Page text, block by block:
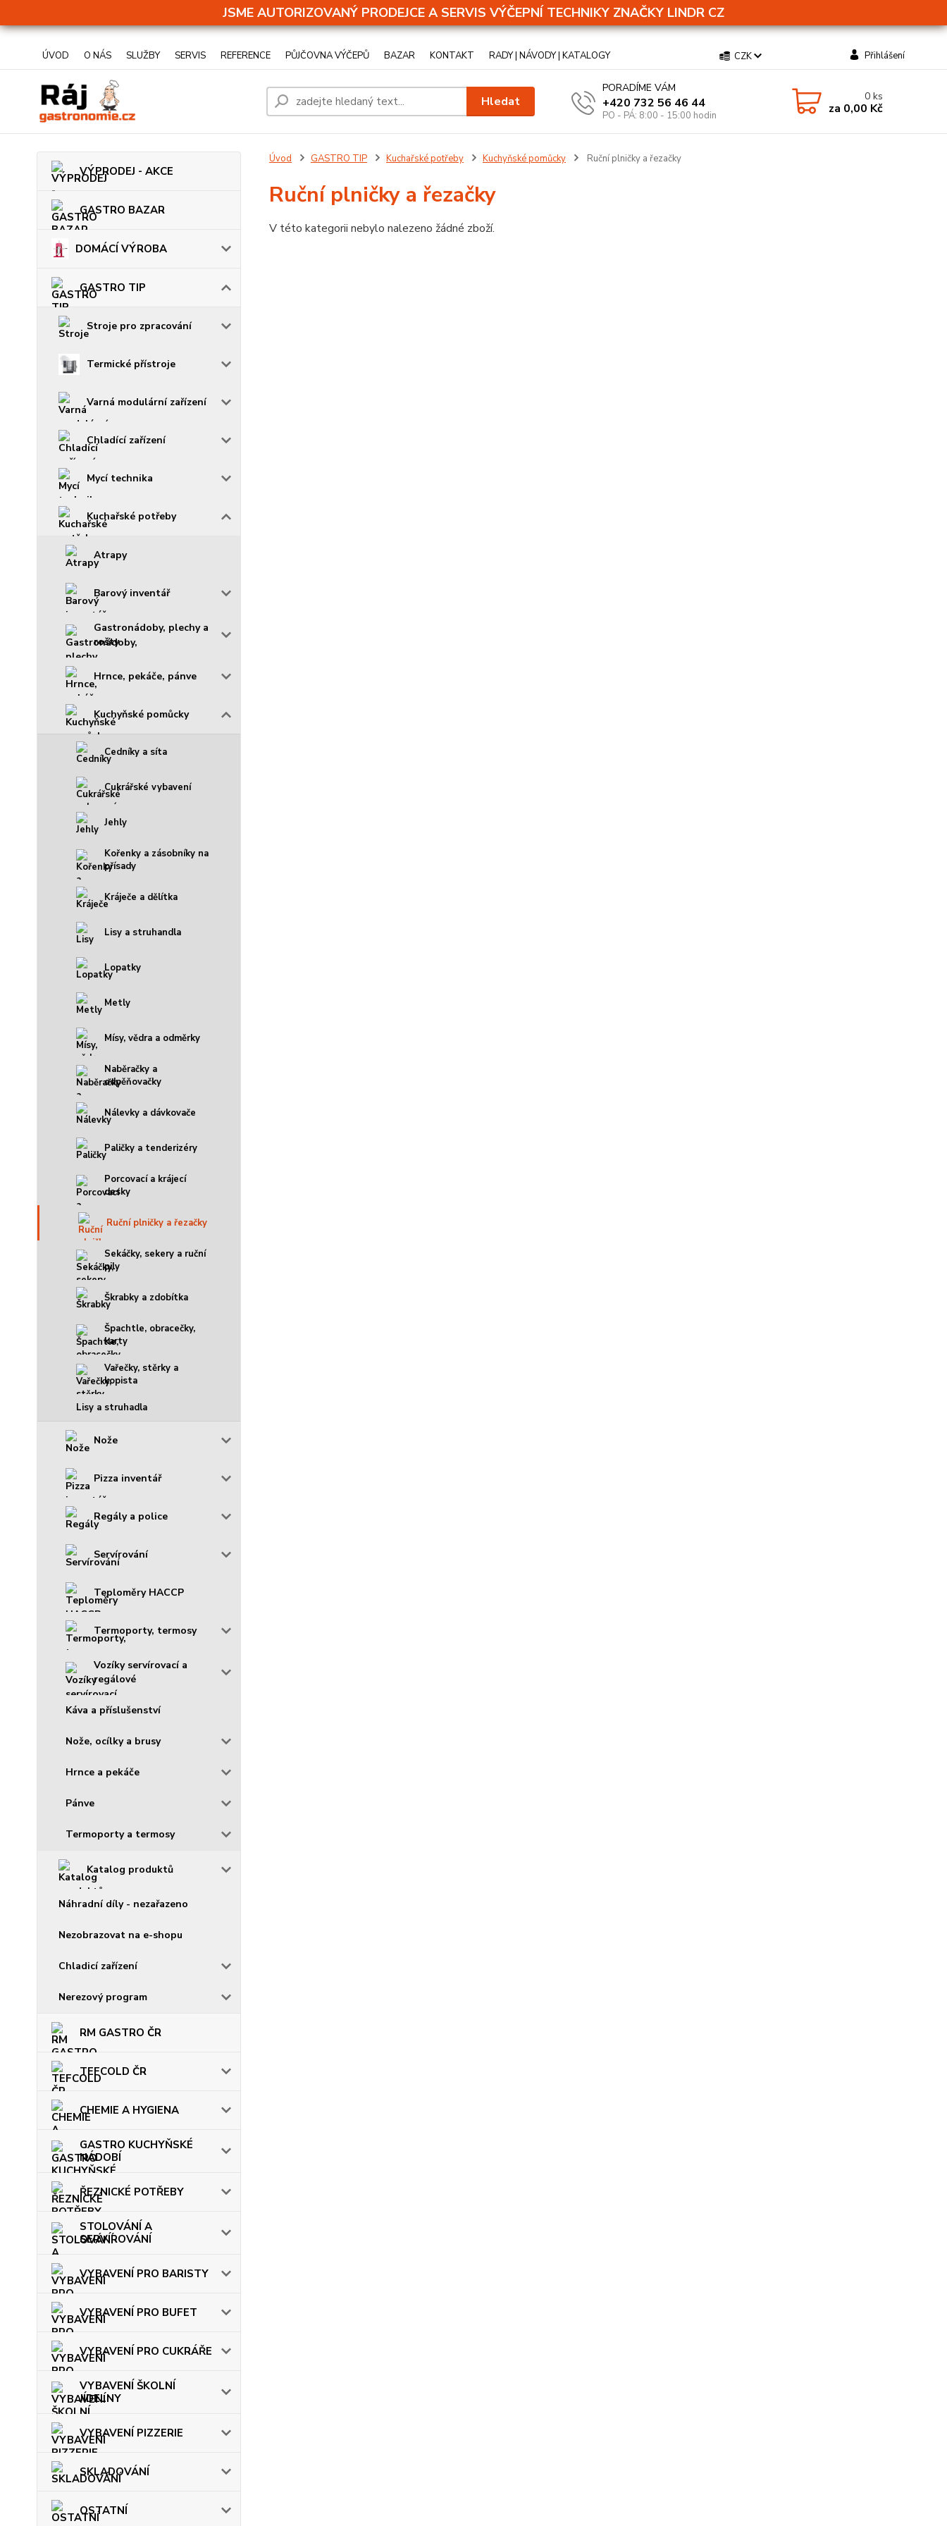
JSME AUTORIZOVANÝ PRODEJCE A SERVIS VÝČEPNÍ TECHNIKY ZNAČKY LINDR CZ
ÚVOD O NÁS SLUŽBY SERVIS REFERENCE PŮJČOVNA VÝČEPŮ BAZAR KONTAKT RADY | NÁVODY | KATALOGY CZK Přihlášení
Hledat
PORADÍME VÁM
+420 732 56 46 44
PO - PÁ: 8:00 - 15:00 hodin
0ks
za 0,00 Kč
VÝPRODEJ - AKCE
GASTRO BAZAR
DOMÁCÍ VÝROBA
GASTRO TIP
Stroje pro zpracování
Termické přístroje
Varná modulární zařízení
Chladící zařízení
Mycí technika
Kuchařské potřeby
Atrapy
Barový inventář
Gastronádoby, plechy a
rošty
Hrnce, pekáče, pánve
Kuchyňské pomůcky
Cedníky a síta
Cukrářské vybavení
Jehly
Kořenky a zásobníky na
přísady
Kráječe a dělítka
Lisy a struhandla
Lopatky
Metly
Mísy, vědra a odměrky
Naběračky a
odpěňovačky
Nálevky a dávkovače
Paličky a tenderizéry
Porcovací a krájecí
desky
Ruční plničky a řezačky
Sekáčky, sekery a ruční
pily
Škrabky a zdobítka
Špachtle, obracečky,
karty
Vařečky, stěrky a
kopista
Lisy a struhadla
Nože
Pizza inventář
Regály a police
Servírování
Teploměry HACCP
Termoporty, termosy
Vozíky servírovací a
regálové
Káva a příslušenství
Nože, ocílky a brusy
Hrnce a pekáče
Pánve
Termoporty a termosy
Katalog produktů
Náhradní díly - nezařazeno
Nezobrazovat na e-shopu
Chladicí zařízení
Nerezový program
RM GASTRO ČR
TEFCOLD ČR
CHEMIE A HYGIENA
GASTRO KUCHYŇSKÉ
NÁDOBÍ
ŘEZNICKÉ POTŘEBY
STOLOVÁNÍ A
SERVÍROVÁNÍ
VYBAVENÍ PRO BARISTY
VYBAVENÍ PRO BUFET
VYBAVENÍ PRO CUKRÁŘE
VYBAVENÍ ŠKOLNÍ
JÍDELNY
VYBAVENÍ PIZZERIE
SKLADOVÁNÍ
OSTATNÍ
Úvod GASTRO TIP Kuchařské potřeby Kuchyňské pomůcky Ruční plničky a řezačky
Ruční plničky a řezačky
V této kategorii nebylo nalezeno žádné zboží.